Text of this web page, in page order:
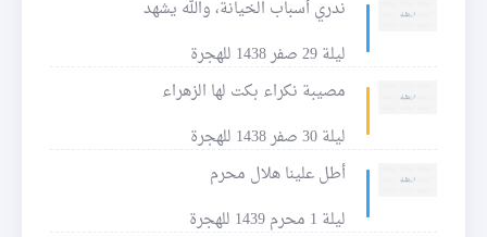
ندري أسباب الخيانة، والله يشهد
ليلة 29 صفر 1438 للهجرة
مصيبة نكراء بكت لها الزهراء
ليلة 30 صفر 1438 للهجرة
أطل علينا هلال محرم
ليلة 1 محرم 1439 للهجرة